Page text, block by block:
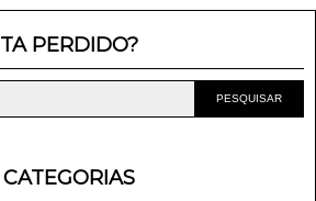
TA PERDIDO?
CATEGORIAS